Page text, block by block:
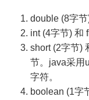
double (8字
int (4字节) 和
short (2字节)
节。java采用
字符。
boolean (1字